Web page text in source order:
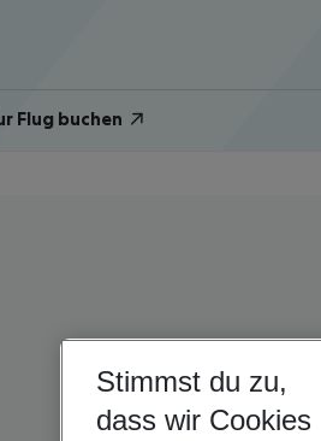
Flug buchen
Stimmst du zu,
dass wir Cookies